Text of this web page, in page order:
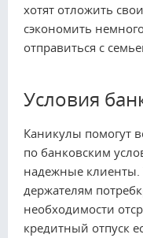
хотят отложить
сэкономить
отправиться с
Условия
Каникулы помогут
по банковским
надежные клиенты.
держателям
необходимости
кредитный отпуск